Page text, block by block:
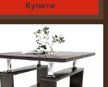
Купити